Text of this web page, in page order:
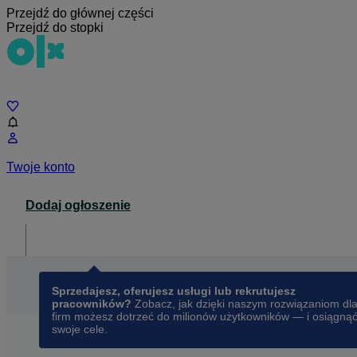
Przejdź do głównej części
Przejdź do stopki
Twoje konto
Dodaj ogłoszenie
Sprzedajesz, oferujesz usługi lub rekrutujesz
pracowników? Zobacz, jak dzięki naszym rozwiązaniom dla
firm możesz dotrzeć do milionów użytkowników — i osiągnąć
swoje cele.